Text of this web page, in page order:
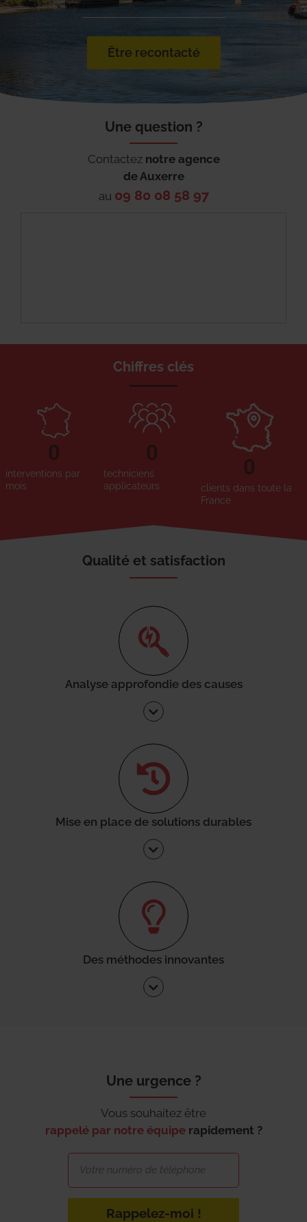
Être recontacté
Une question ?
Contactez notre agence
deAuxerre
au 09 80 08 58 97
Chiffres clés
interventions par
mois
0
techniciens
applicateurs
0
clients dans toute la
France
0
Qualité et satisfaction
Analyse approfondie des causes
Mise en place de solutions durables
Des méthodes innovantes
Une urgence ?
Vous souhaitez être
rappelé par notre équipe rapidement ?
Rappelez-moi !